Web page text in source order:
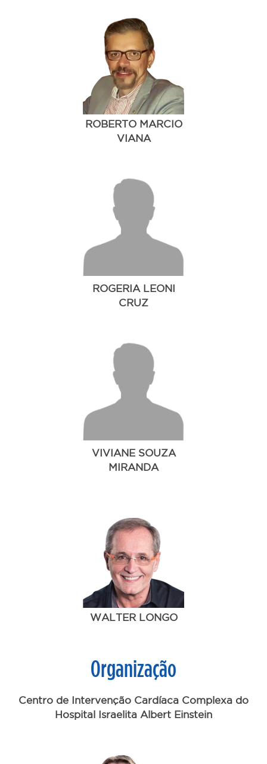
ROBERTO MARCIO
VIANA
ROGERIA LEONI
CRUZ
VIVIANE SOUZA
MIRANDA
WALTER LONGO
Organização
Centro de Intervenção Cardíaca Complexa do
Hospital Israelita Albert Einstein